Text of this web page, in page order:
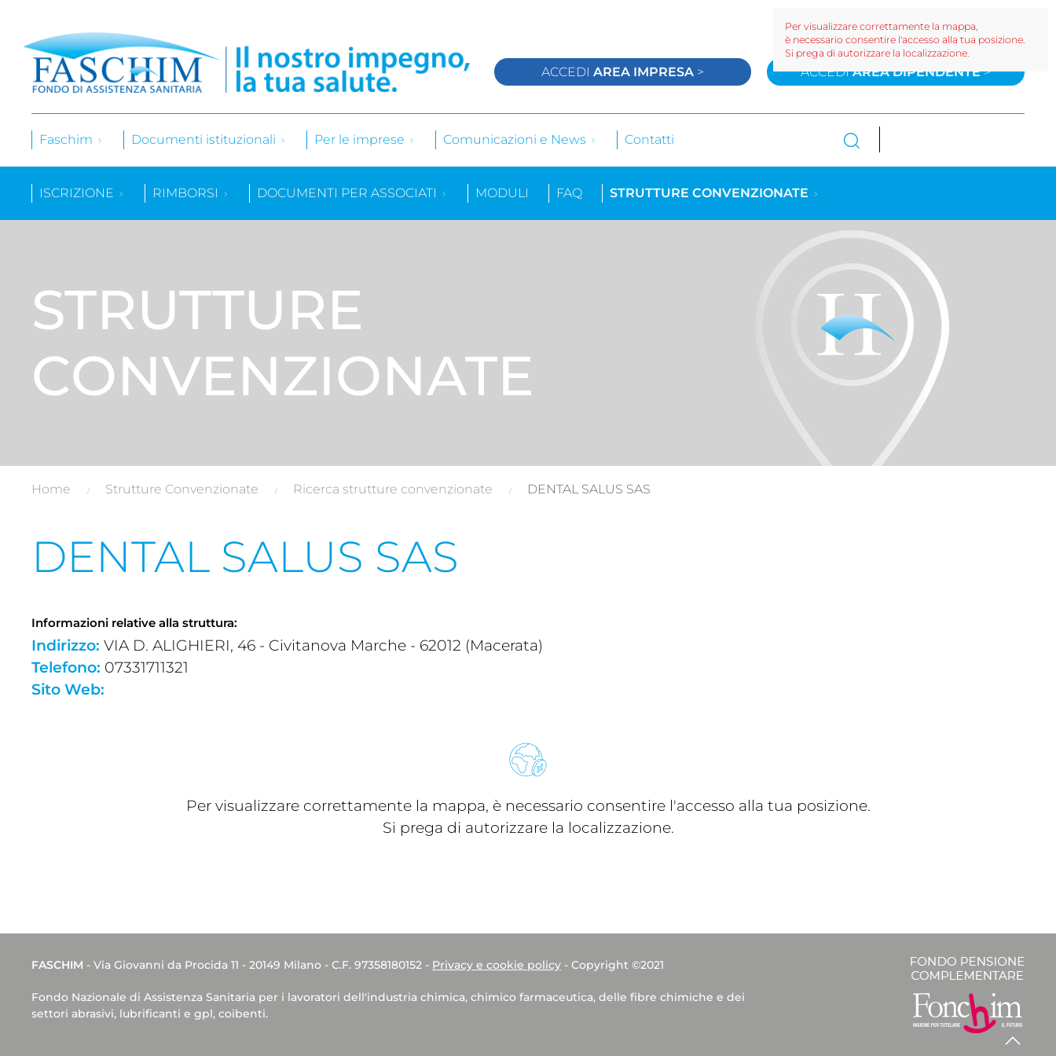
ACCEDIAREA IMPRESA > ACCEDIAREA DIPENDENTE>
Faschim Documenti istituzionali Per le imprese Comunicazioni e News Contatti
ISCRIZIONE RIMBORSI DOCUMENTI PER ASSOCIATI MODULI FAQ STRUTTURE CONVENZIONATE
STRUTTURE
CONVENZIONATE
Home Strutture Convenzionate Ricerca strutture convenzionate DENTAL SALUS SAS
DENTAL SALUS SAS
Informazioni relative alla struttura:
Indirizzo: VIA D. ALIGHIERI, 46 - Civitanova Marche - 62012 (Macerata)
Telefono: 07331711321
Sito Web:
Per visualizzare correttamente la mappa, è necessario consentire l'accesso alla tua posizione.
Si prega di autorizzare la localizzazione.
FASCHIM - Via Giovanni da Procida 11 - 20149 Milano - C.F. 97358180152 - Privacy e cookie policy - Copyright ©2021
Fondo Nazionale di Assistenza Sanitaria per i lavoratori dell'industria chimica, chimico farmaceutica, delle fibre chimiche e dei
settori abrasivi, lubrificanti e gpl, coibenti.
Per visualizzare correttamente la mappa,
è necessario consentire l'accesso alla tua posizione.
Si prega di autorizzare la localizzazione.